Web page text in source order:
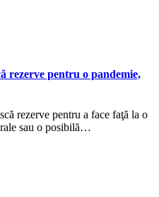
rezerve pentru o pandemie,
rezerve pentru a face faţă la o
sau o posibilă…